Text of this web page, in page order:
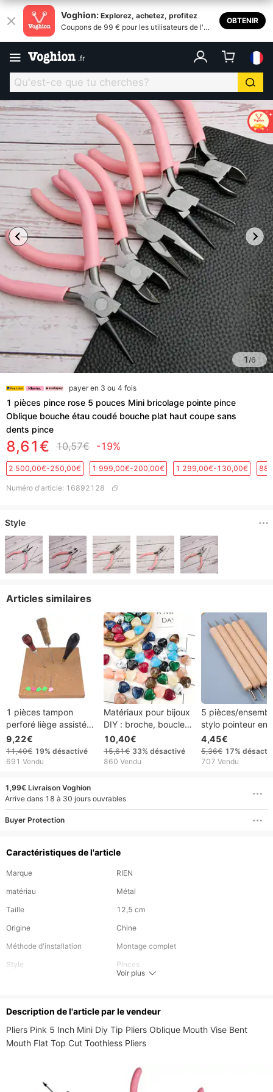
Voghion: Explorez, achetez, profitez
Coupons de 99 € pour les utilisateurs de l'ap
OBTENIR
.fr
1/6
payer en 3 ou 4 fois
1 pièces pince rose 5 pouces Mini bricolage pointe pince
Oblique bouche étau coudé bouche plat haut coupe sans
dents pince
8,61€ 10,57€ -19%
2 500,00€-250,00€ 1 999,00€-200,00€ 1 299,00€-130,00€
Numéro d'article: 16892128
Style
Articles similaires
1 pièces tampon
perforé liège assisté
bricolage main cuir
outil diamant cône
perforé sans laitier
9,22€
11,40€ 19% désactivé
691 Vendu
Matériaux pour bijoux
DIY : broche, boucles
d'oreilles, bracelet,
etc., en acrylique
plastique coloré avec
10,40€
15,61€ 33% désactivé
860 Vendu
5 pièces/
stylo pointeur en
Double pointe
perceuse stylo
4,45€
5,36€ 17%
707 Vendu
1,99€ Livraison Voghion
Arrive dans 18 à 30 jours ouvrables
Buyer Protection
Caractéristiques de l'article
Marque
RIEN
matériau
Métal
Taille
12,5 cm
Origine
Chine
Méthode d'installation
Montage complet
Style
Pinces
Voir plus
Description de l'article par le vendeur
Pliers Pink 5 Inch Mini Diy Tip Pliers Oblique Mouth Vise Bent
Mouth Flat Top Cut Toothless Pliers